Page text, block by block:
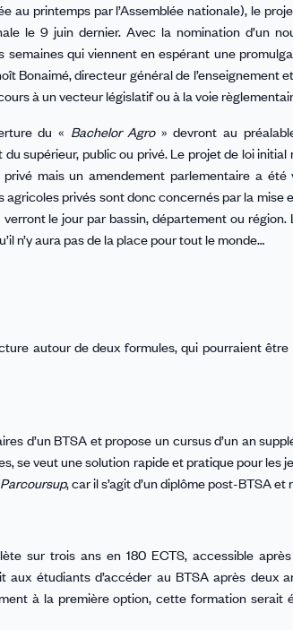
au printemps par l’Assemblée nationale), le
le 9 juin dernier. Avec la nomination d’un
qui viennent en espérant une
Bonaimé, directeur général de l’enseignement
à un vecteur législatif ou à la voie
du « Bachelor Agro» devront au
supérieur, public ou privé. Le projet de loi
mais un amendement parlementaire a
privés sont donc concernés par la mise
le jour par bassin, département ou
n’y aura pas de la place pour tout le monde…
autour de deux formules, qui pourraient être
d’un BTSA et propose un cursus d’un an
se veut une solution rapide et pratique pour les
, car il s’agit d’un diplôme post-BTSA
sur trois ans en 180 ECTS, accessible
étudiants d’accéder au BTSA après deux
à la première option, cette formation serait